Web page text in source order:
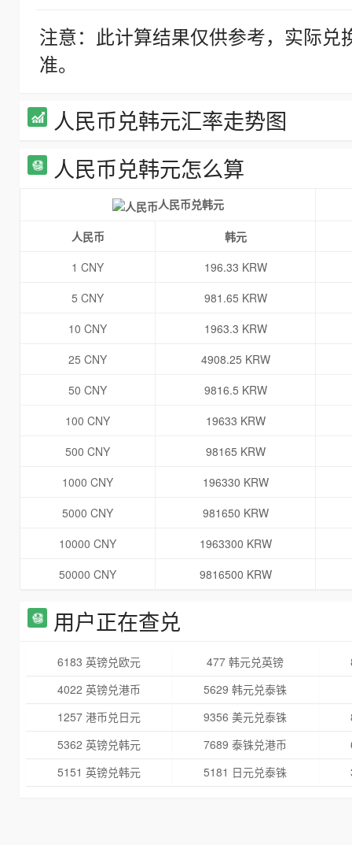
注意：此计算结果仅供参考，实际
准。
人民币兑韩元汇率走势图
人民币兑韩元怎么算
人民币兑韩元
人民币
韩元
1 CNY
196.33 KRW
5 CNY
981.65 KRW
10 CNY
1963.3 KRW
25 CNY
4908.25 KRW
50 CNY
9816.5 KRW
100 CNY
19633 KRW
500 CNY
98165 KRW
1000 CNY
196330 KRW
5000 CNY
981650 KRW
10000 CNY
1963300 KRW
50000 CNY
9816500 KRW
用户正在查兑
6183 英镑兑欧元 477 韩元兑英镑
4022 英镑兑港币
5629 韩元兑泰铢
1257 港币兑日元
9356 美元兑泰铢
5362 英镑兑韩元
7689 泰铢兑港币
5151 英镑兑韩元
5181 日元兑泰铢